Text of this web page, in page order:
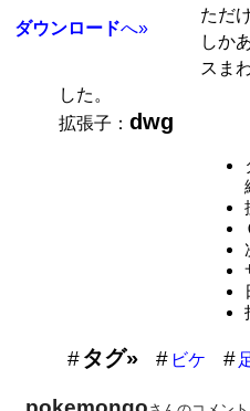
ダウンロードへ»
ただ
しか
スま
した。
拡張子：dwg
タグ» ビケ